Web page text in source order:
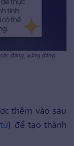
đáng, xứng đáng
thêm vào sau
) để tạo thành